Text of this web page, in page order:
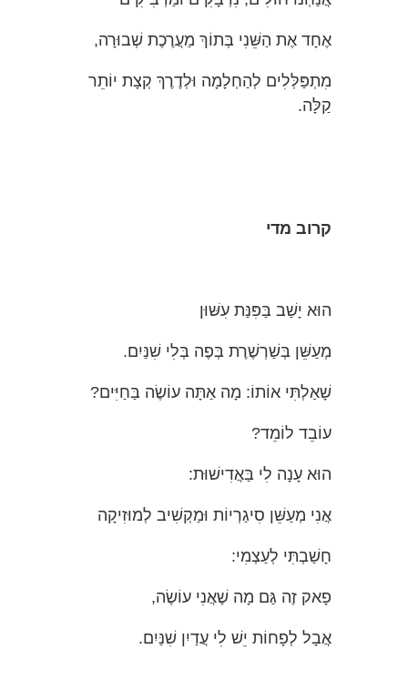
אֶחָד אֶת הַשֵּׁנִי בְּתוֹךְ מַעֲרֶכֶת שְׁבוּרָה,
מִתְפַּלְּלִים לְהַחְלָמָה וּלְדֶרֶךְ קְצָת יוֹתֵר
קַלָּה.
קרוב מדי
הוּא יָשַׁב בַּפִּנַּת עִשּׁוּן
מְעַשֵּׁן בְּשַׁרְשֶׁרֶת בְּפֶה בְּלִי שִׁנַּיִם.
שָׁאַלְתִּי אוֹתוֹ: מָה אַתָּה עוֹשֶׂה בַּחַיִּים?
עוֹבֵד לוֹמֵד?
הוּא עָנָה לִי בַּאֲדִישׁוּת:
אֲנִי מְעַשֵּׁן סִיגַרְיוֹת וּמַקְשִׁיב לְמוּזִיקָה
חָשַׁבְתִּי לְעַצְמִי:
פָאק זֶה גַּם מָה שֶׁאֲנִי עוֹשֶׂה,
אֲבָל לְפָחוֹת יֵשׁ לִי עֲדַיִן שִׁנַּיִם.